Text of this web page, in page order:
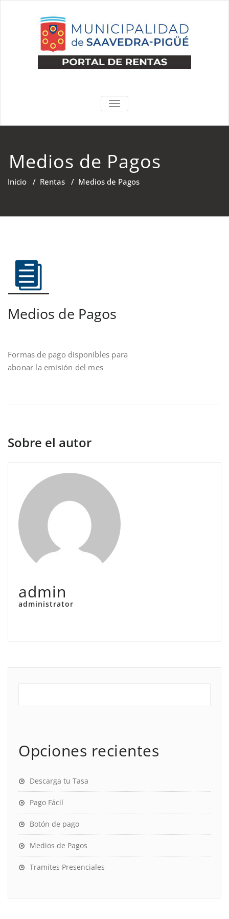
DE
ALTERNAR
NAVEGACIÓN
Medios de Pagos
Inicio / Rentas / Medios de Pagos
Medios de Pagos
Formas de pago disponibles para
abonar la emisión del mes
Sobre el autor
admin
administrator
Opciones recientes
Descarga tu Tasa
Pago Fácil
Botón de pago
Medios de Pagos
Tramites Presenciales